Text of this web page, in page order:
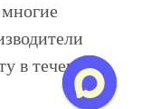
многие
в течение